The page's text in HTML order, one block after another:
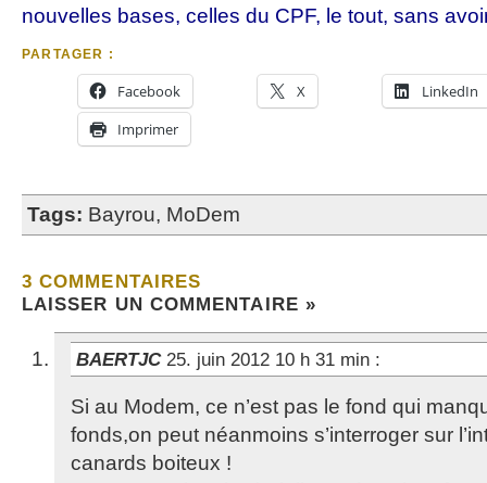
nouvelles bases, celles du CPF, le tout, sans
PARTAGER :
Facebook X
LinkedIn
Imprimer
Tags: Bayrou, MoDem
3 COMMENTAIRES
LAISSER UN COMMENTAIRE »
BAERTJC 25. juin 2012 10 h 31 min :
Si au Modem, ce n’est pas le fond qui
fonds,on peut néanmoins s’interroger sur
canards boiteux !